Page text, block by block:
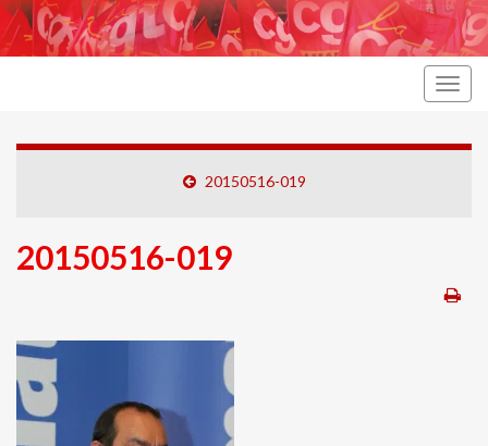
20150516-019
20150516-019